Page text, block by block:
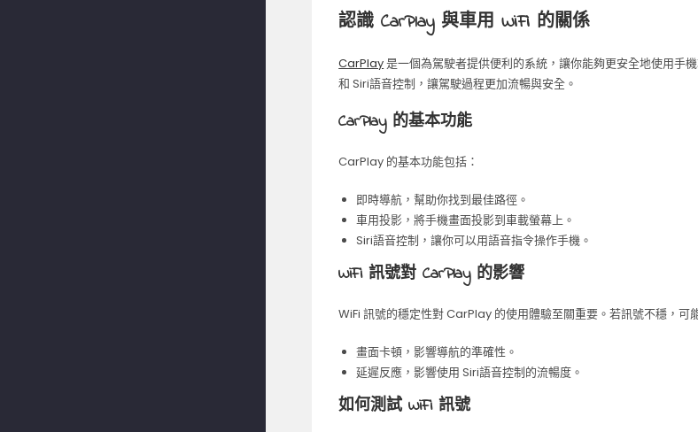
認識 CarPlay 與車用 WiFi 的關係
CarPlay是一個為駕駛者提供便利的系統，讓你能夠更安全地使用手
和 Siri語音控制，讓駕駛過程更加流暢與安全。
CarPlay 的基本功能
CarPlay 的基本功能包括：
即時導航，幫助你找到最佳路徑。
車用投影，將手機畫面投影到車載螢幕上。
Siri語音控制，讓你可以用語音指令操作手機。
WiFi 訊號對 CarPlay 的影響
WiFi 訊號的穩定性對 CarPlay 的使用體驗至關重要。若訊號不穩，可
畫面卡頓，影響導航的準確性。
延遲反應，影響使用 Siri語音控制的流暢度。
如何測試 WiFi 訊號